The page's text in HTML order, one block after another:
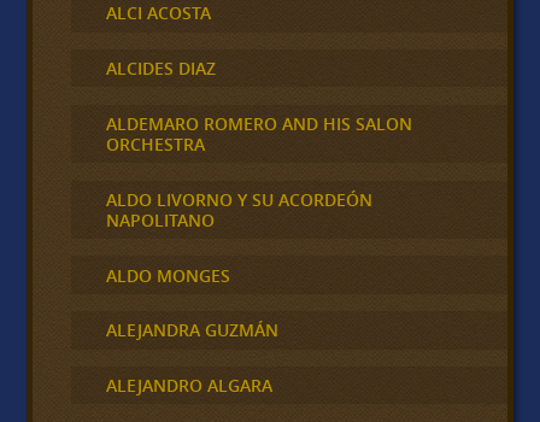
ALCI ACOSTA
ALCIDES DIAZ
ALDEMARO ROMERO AND HIS SALON
ORCHESTRA
ALDO LIVORNO Y SU ACORDEÓN
NAPOLITANO
ALDO MONGES
ALEJANDRA GUZMÁN
ALEJANDRO ALGARA